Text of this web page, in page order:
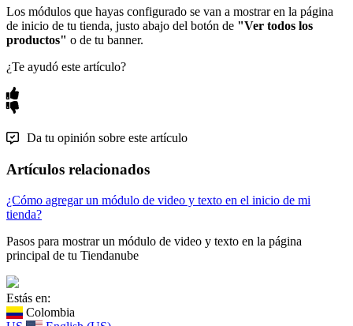
Los módulos que hayas configurado se van a mostrar en la página
de inicio de tu tienda, justo abajo del botón de "Ver todos los
productos" o de tu banner.
¿Te ayudó este artículo?
Da tu opinión sobre este artículo
Artículos relacionados
¿Cómo agregar un módulo de video y texto en el inicio de mi
tienda?
Pasos para mostrar un módulo de video y texto en la página
principal de tu Tiendanube
Estás en:
Colombia